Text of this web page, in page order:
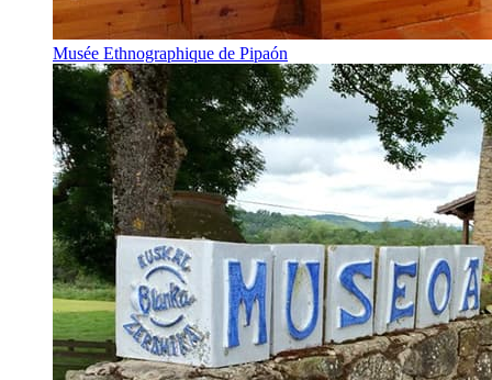
Musée Ethnographique de Pipaón